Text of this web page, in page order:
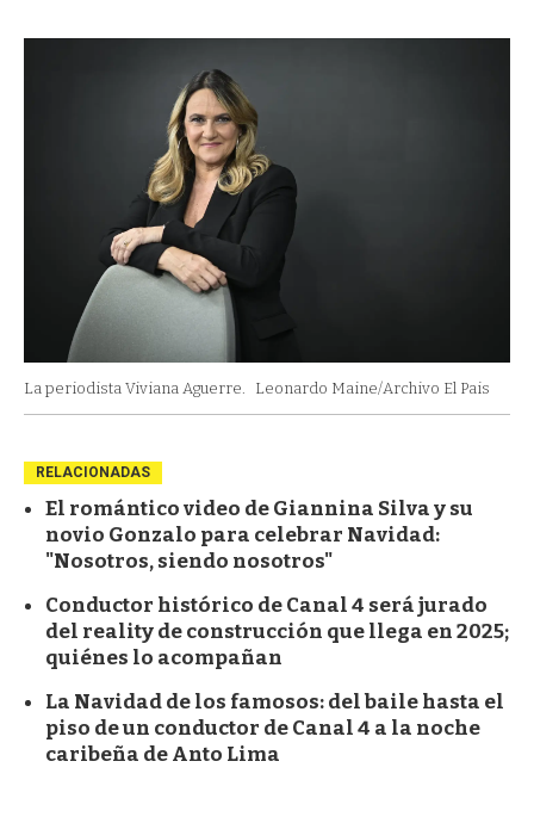
La periodista Viviana Aguerre. Leonardo Maine/Archivo El Pais
RELACIONADAS
El romántico video de Giannina Silva y su
novio Gonzalo para celebrar Navidad:
"Nosotros, siendo nosotros"
Conductor histórico de Canal 4 será jurado
del reality de construcción que llega en 2025;
quiénes lo acompañan
La Navidad de los famosos: del baile hasta el
piso de un conductor de Canal 4 a la noche
caribeña de Anto Lima